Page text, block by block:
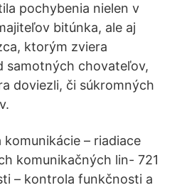
pochybenia nielen v
bitúnka, ale aj
ktorým zviera
samotných chovateľov,
doviezli, či súkromných
– riadiace
komunikačných lin- 721
– kontrola funkčnosti a